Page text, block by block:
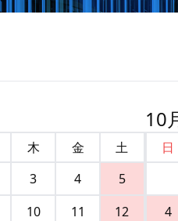
木 金
土
3 4
5
10 11
12
10
日
4